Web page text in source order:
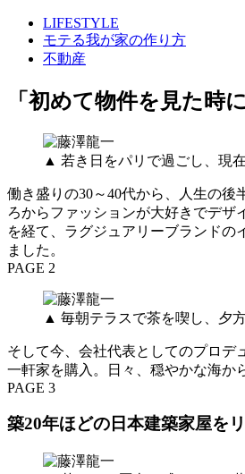
LIFESTYLE
モテる我が家の作り方
不動産
「初めて物件を見た時
▲ 若き日をパリで過ごし、現
働き盛りの30～40代から、人生の
ろからファッションが大好きでデザ
を経て、ラグジュアリーブランド
ました。
PAGE 2
▲ 毎朝テラスで茶を喫し、夕
そして今、会社代表としてのプロデ
一軒家を購入。日々、穏やかな海か
PAGE 3
築20年ほどの日本建築家屋を